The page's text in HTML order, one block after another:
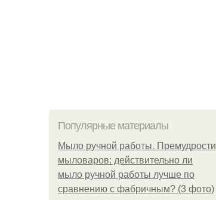
Популярные материалы
Мыло ручной работы. Премудрости
мыловаров: действительно ли
мыло ручной работы лучше по
сравнению с фабричным? (3 фото)